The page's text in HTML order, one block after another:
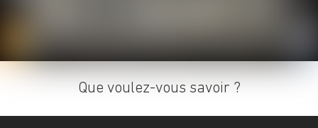
Que voulez-vous savoir ?